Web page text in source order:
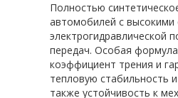
Полностью
автомобилей с
электрогидравлической
передач. Особая
коэффициент трения и
тепловую стабильность
также устойчивость к